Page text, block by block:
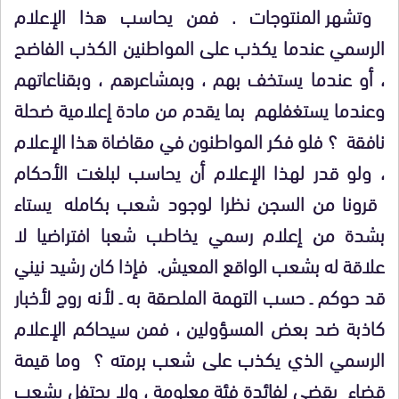
وتشهر المنتوجات . فمن يحاسب هذا الإعلام
الرسمي عندما يكذب على المواطنين الكذب الفاضح
، أو عندما يستخف بهم ، وبمشاعرهم ، وبقناعاتهم
وعندما يستغفلهم بما يقدم من مادة إعلامية ضحلة
نافقة ؟ فلو فكر المواطنون في مقاضاة هذا الإعلام
، ولو قدر لهذا الإعلام أن يحاسب لبلغت الأحكام
قرونا من السجن نظرا لوجود شعب بكامله يستاء
بشدة من إعلام رسمي يخاطب شعبا افتراضيا لا
علاقة له بشعب الواقع المعيش. فإذا كان رشيد نيني
قد حوكم ـ حسب التهمة الملصقة به ـ لأنه روج لأخبار
كاذبة ضد بعض المسؤولين ، فمن سيحاكم الإعلام
الرسمي الذي يكذب على شعب برمته ؟ وما قيمة
قضاء يقضي لفائدة فئة معلومة ، ولا يحتفل بشعب